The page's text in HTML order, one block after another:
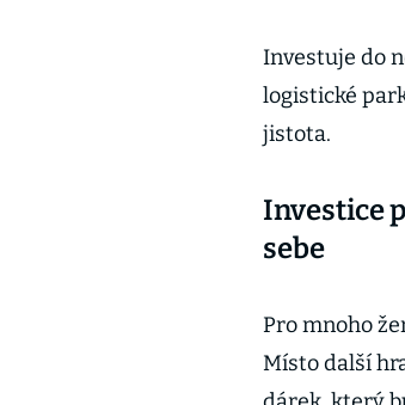
Investuje do
logistické
jistota.
Investice
sebe
Pro mnoho
Místo další